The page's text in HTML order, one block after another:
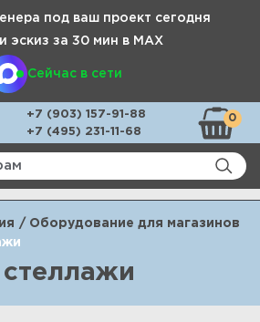
под ваш проект сегодня
эскиз за 30 мин в МАХ
Сейчас в сети
+7 (903) 157-91-88
+7 (495) 231-11-68
0
Оборудование для магазинов